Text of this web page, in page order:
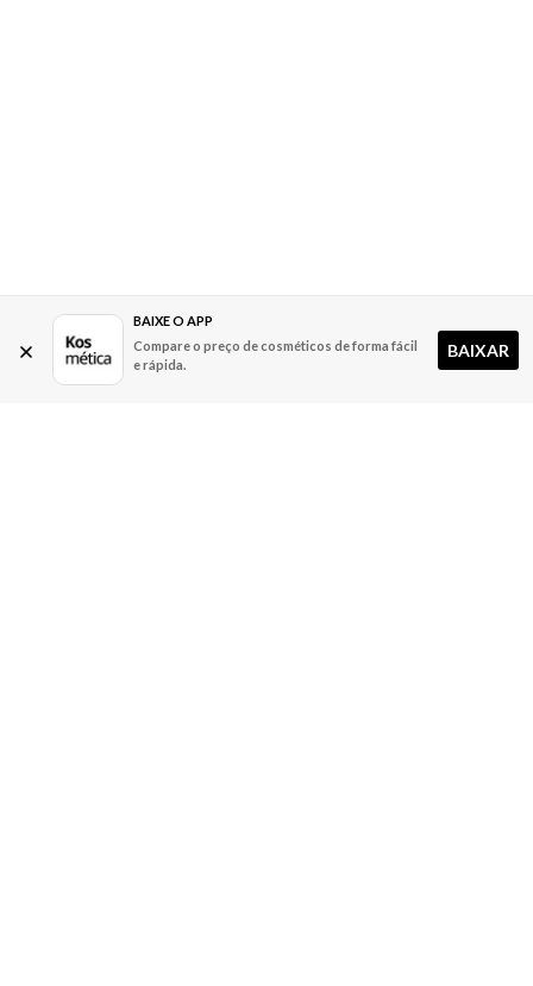
BAIXE O APP
Compare o preço de cosméticos de forma fácil
e rápida.
BAIXAR